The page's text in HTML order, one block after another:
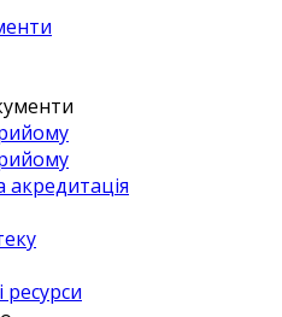
акредитація
ресурси